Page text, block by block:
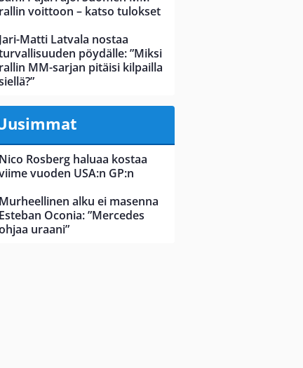
rallin voittoon – katso tulokset
Jari-Matti Latvala nostaa
pöydälle: ”Miksi
rallin MM-sarjan pitäisi kilpailla
Nico Rosberg haluaa kostaa
vuoden USA:n GP:n
Murheellinen alku ei masenna
Esteban Oconia: ”Mercedes
uraani”